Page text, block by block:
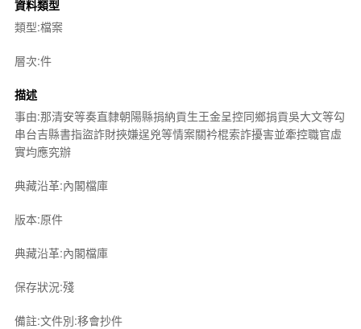
資料類型
類型:檔案
層次:件
描述
事由:那清安等奏直隸朝陽縣捐納貢生王金呈控同鄉捐貢吳大文等勾
串台吉縣書指盜詐財挾嫌逞兇等情案關衿棍索詐擾害並牽控職官虛
實均應究辦
典藏沿革:內閣檔庫
版本:原件
典藏沿革:內閣檔庫
保存狀況:殘
備註:文件別:移會抄件